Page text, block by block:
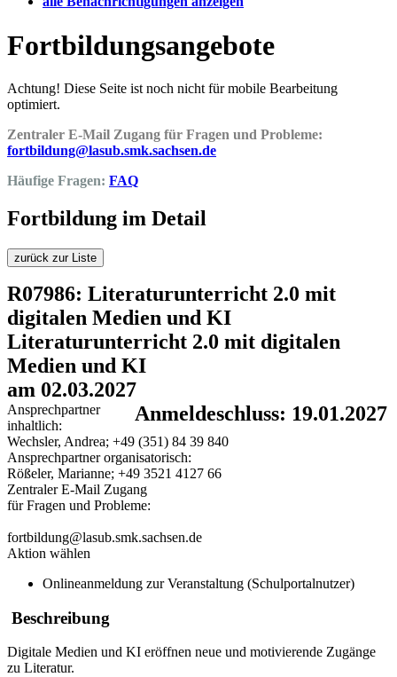
Fortbildungsangebote
Achtung! Diese Seite ist noch nicht für mobile Bearbeitung
optimiert.
Zentraler E-Mail Zugang für Fragen und Probleme:
fortbildung@lasub.smk.sachsen.de
Häufige Fragen: FAQ
Fortbildung im Detail
zurück zur Liste
R07986: Literaturunterricht 2.0 mit
digitalen Medien und KI
Literaturunterricht 2.0 mit digitalen
Medien und KI
am 02.03.2027
Anmeldeschluss: 19.01.2027
Ansprechpartner
inhaltlich:
Wechsler, Andrea; +49 (351) 84 39 840
Ansprechpartner organisatorisch:
Rößeler, Marianne; +49 3521 4127 66
Zentraler E-Mail Zugang
für Fragen und Probleme:
fortbildung@lasub.smk.sachsen.de
Aktion wählen
Onlineanmeldung zur Veranstaltung (Schulportalnutzer)
Beschreibung
Digitale Medien und KI eröffnen neue und motivierende Zugänge
zu Literatur.